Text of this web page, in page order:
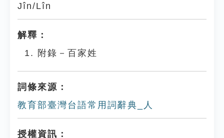
Jîn/Lîn
解釋：
附錄－百家姓
詞條來源：
教育部臺灣台語常用詞辭典_人
授權資訊：